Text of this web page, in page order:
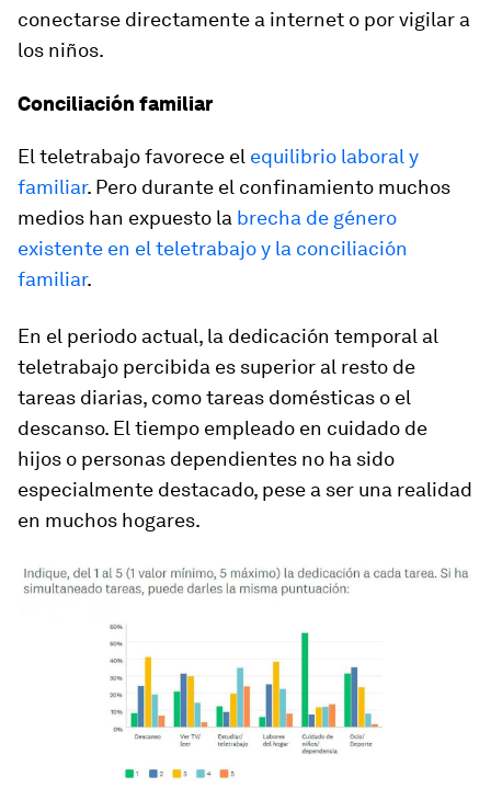
conectarse directamente a internet o por vigilar a
los niños.
Conciliación familiar
El teletrabajo favorece el equilibrio laboral y
familiar. Pero durante el confinamiento muchos
medios han expuesto la brecha de género
existente en el teletrabajo y la conciliación
familiar.
En el periodo actual, la dedicación temporal al
teletrabajo percibida es superior al resto de
tareas diarias, como tareas domésticas o el
descanso. El tiempo empleado en cuidado de
hijos o personas dependientes no ha sido
especialmente destacado, pese a ser una realidad
en muchos hogares.